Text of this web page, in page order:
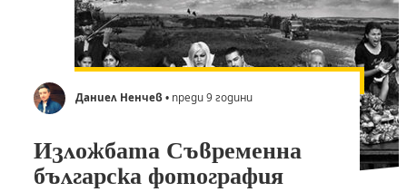
Даниел Ненчев• преди 9 години
Изложбата Съвременна
българска фотография